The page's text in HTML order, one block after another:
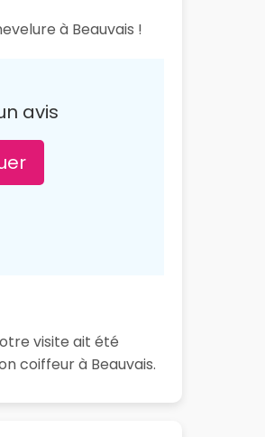
à Beauvais !
avis
visite ait été
coiffeur à Beauvais.